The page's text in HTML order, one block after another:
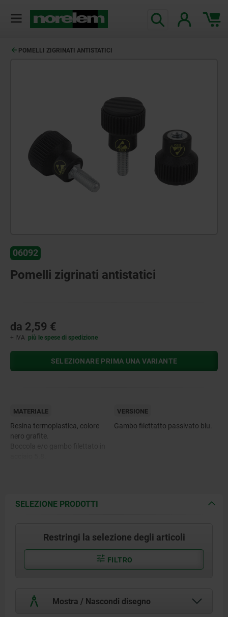
POMELLI ZIGRINATI ANTISTATICI
06092
Pomelli zigrinati antistatici
da 2,59 €
+ IVA più le spese di spedizione
SELEZIONARE PRIMA UNA VARIANTE
MATERIALE
Resina termoplastica, colore
nero grafite.
VERSIONE
Gambo filettatto passivato blu.
SELEZIONE PRODOTTI
Restringi la selezione degli articoli
FILTRO
Mostra / Nascondi disegno